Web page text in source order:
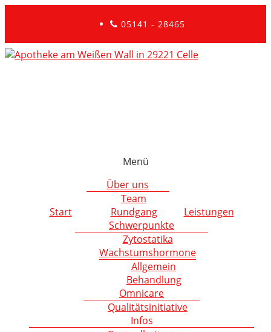
05141 - 28465
Menü
Start
Über uns
Team
Rundgang
Leistungen
Schwerpunkte
Zytostatika
Wachstumshormone
Allgemein
Behandlung
Omnicare
Qualitätsinitiative
Infos